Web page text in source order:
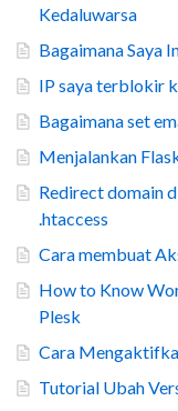
Kedaluwarsa
Bagaimana Saya
IP saya terblokir
Bagaimana set
Menjalankan
Redirect domain
.htaccess
Cara membuat
How to Know
Plesk
Cara
Tutorial Ubah